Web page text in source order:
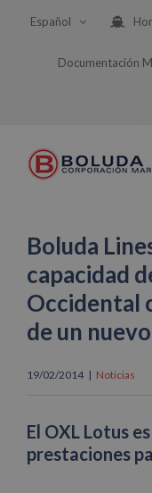
Español
Documentación
Boluda
capacidad
Occidental
de un
19/02/2014 | Noticias
El OXL Lotus
prestaciones